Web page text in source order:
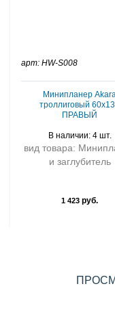
арт: HW-S008
Минипланер
троллиговый
ПРАВЫЙ
В наличии: 4 шт.
вид товара:
и заглубитель
1 423 руб.